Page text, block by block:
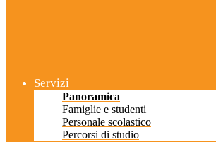
Servizi
Panoramica
Famiglie e studenti
Personale scolastico
Percorsi di studio